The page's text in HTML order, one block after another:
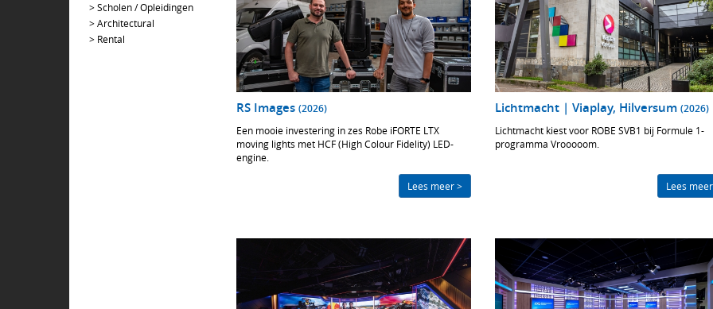
>Scholen / Opleidingen
>Architectural
> Rental
RS Images (2026)
Een mooie investering in zes Robe iFORTE LTX
moving lights met HCF (High Colour Fidelity) LED-
engine.
Lees meer >
Lichtmacht | Viaplay, Hilversum (2026)
Lichtmacht kiest voor ROBE SVB1 bij Formule 1-
programma Vrooooom.
Lees